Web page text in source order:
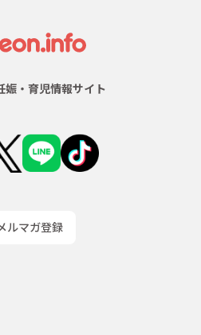
娠・育児情報サイト
ルマガ登録